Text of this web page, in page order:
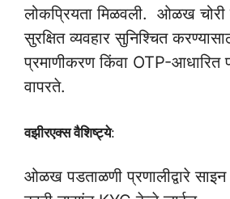
लोकप्रियता मिळवली. ओळख चोरी
सुरक्षित व्यवहार सुनिश्चित
प्रमाणीकरण किंवा OTP-आधारित
वापरते.
वझीरएक्स वैशिष्ट्ये:
ओळख पडताळणी प्रणालीद्वारे